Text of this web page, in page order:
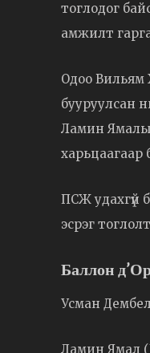
тоглодог
амжилт
Одоо Вильям
бууруулсан
Ламин
харьцаагаар
ПСЖ удахгүй
эсрэг
Баллон
Усман
Ламин Ямал